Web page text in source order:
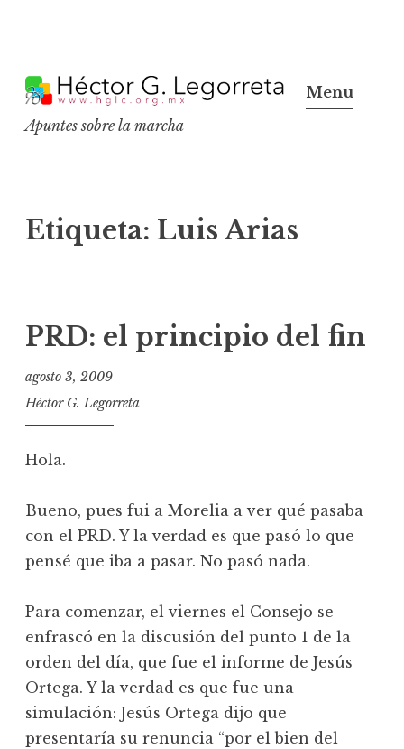
k
p
c
o
n
Apuntes sobre la marcha
Menu
Etiqueta: Luis Arias
PRD: el principio del fin
agosto 3, 2009
Héctor G. Legorreta
Hola.
Bueno, pues fui a Morelia a ver qué pasaba
con el PRD. Y la verdad es que pasó lo que
pensé que iba a pasar. No pasó nada.
Para comenzar, el viernes el Consejo se
enfrascó en la discusión del punto 1 de la
orden del día, que fue el informe de Jesús
Ortega. Y la verdad es que fue una
simulación: Jesús Ortega dijo que
presentaría su renuncia “por el bien del